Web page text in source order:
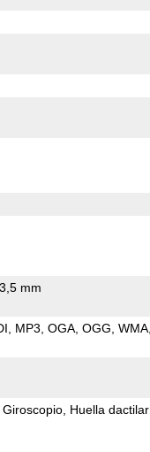
mm
MP3 OGA OGG WMA
Giroscopio Huella dactilar